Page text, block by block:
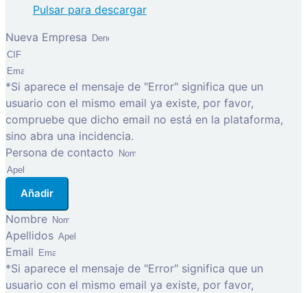
Pulsar para descargar
Nueva Empresa
*Si aparece el mensaje de "Error" significa que un
usuario con el mismo email ya existe, por favor,
compruebe que dicho email no está en la plataforma,
sino abra una incidencia.
Persona de contacto
Añadir
Nombre
Apellidos
Email
*Si aparece el mensaje de "Error" significa que un
usuario con el mismo email ya existe, por favor,